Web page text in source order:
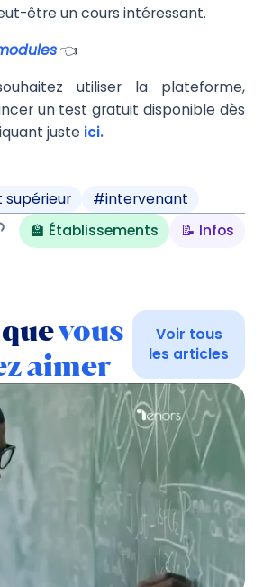
être un cours intéressant.
👈
utiliser la plateforme,
un test gratuit disponible dès
juste ici.
#intervenant
🏫 Établissements
📝 Infos
vous
aimer
Voir tous
les articles